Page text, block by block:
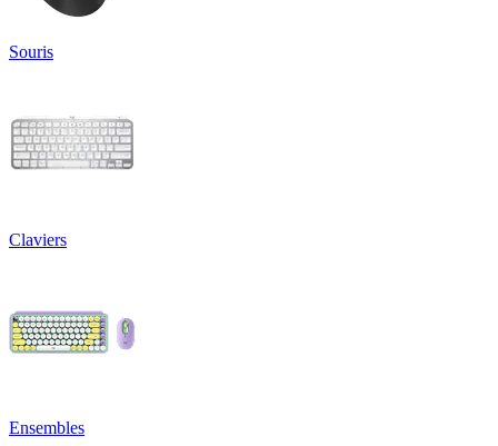
Souris
Claviers
Ensembles